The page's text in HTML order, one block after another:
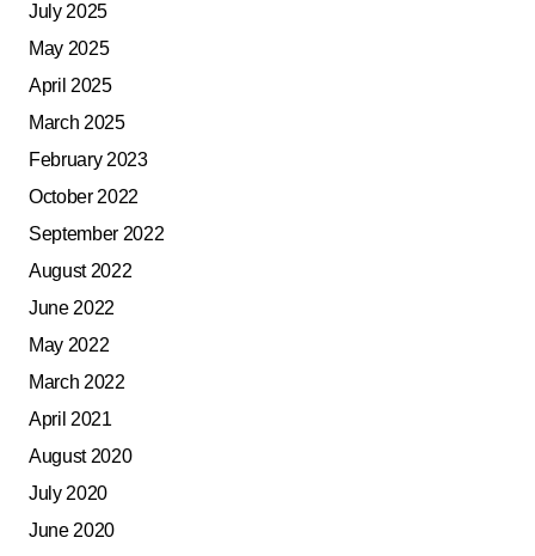
July 2025
May 2025
April 2025
March 2025
February 2023
October 2022
September 2022
August 2022
June 2022
May 2022
March 2022
April 2021
August 2020
July 2020
June 2020